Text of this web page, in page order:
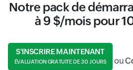
Notre pack de
à 9 $/mois pour
S'INSCRIRE MAINTENANT
ÉVALUATION GRATUITE DE 30 JOURS ou